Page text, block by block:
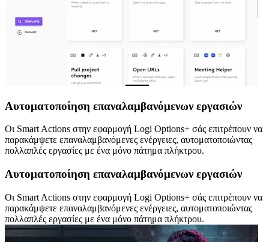
Αυτοματοποίηση επαναλαμβανόμενων εργασιών
Οι Smart Actions στην εφαρμογή Logi Options+ σάς επιτρέπουν να
παρακάμψετε επαναλαμβανόμενες ενέργειες, αυτοματοποιώντας
πολλαπλές εργασίες με ένα μόνο πάτημα πλήκτρου.
Αυτοματοποίηση επαναλαμβανόμενων εργασιών
Οι Smart Actions στην εφαρμογή Logi Options+ σάς επιτρέπουν να
παρακάμψετε επαναλαμβανόμενες ενέργειες, αυτοματοποιώντας
πολλαπλές εργασίες με ένα μόνο πάτημα πλήκτρου.